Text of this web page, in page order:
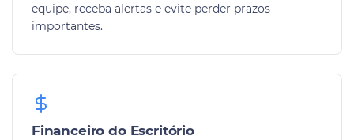
equipe, receba alertas e evite perder prazos
importantes.
Financeiro do Escritório